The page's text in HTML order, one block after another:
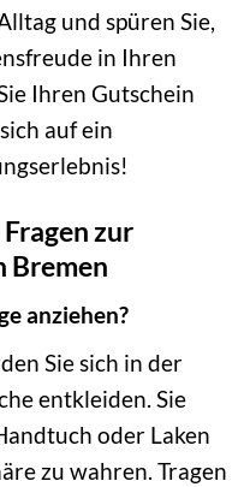
und spüren Sie,
in Ihren
Ihren Gutschein
auf ein
zur
Bremen
anziehen?
Sie sich in der
entkleiden. Sie
oder Laken
zu wahren. Tragen